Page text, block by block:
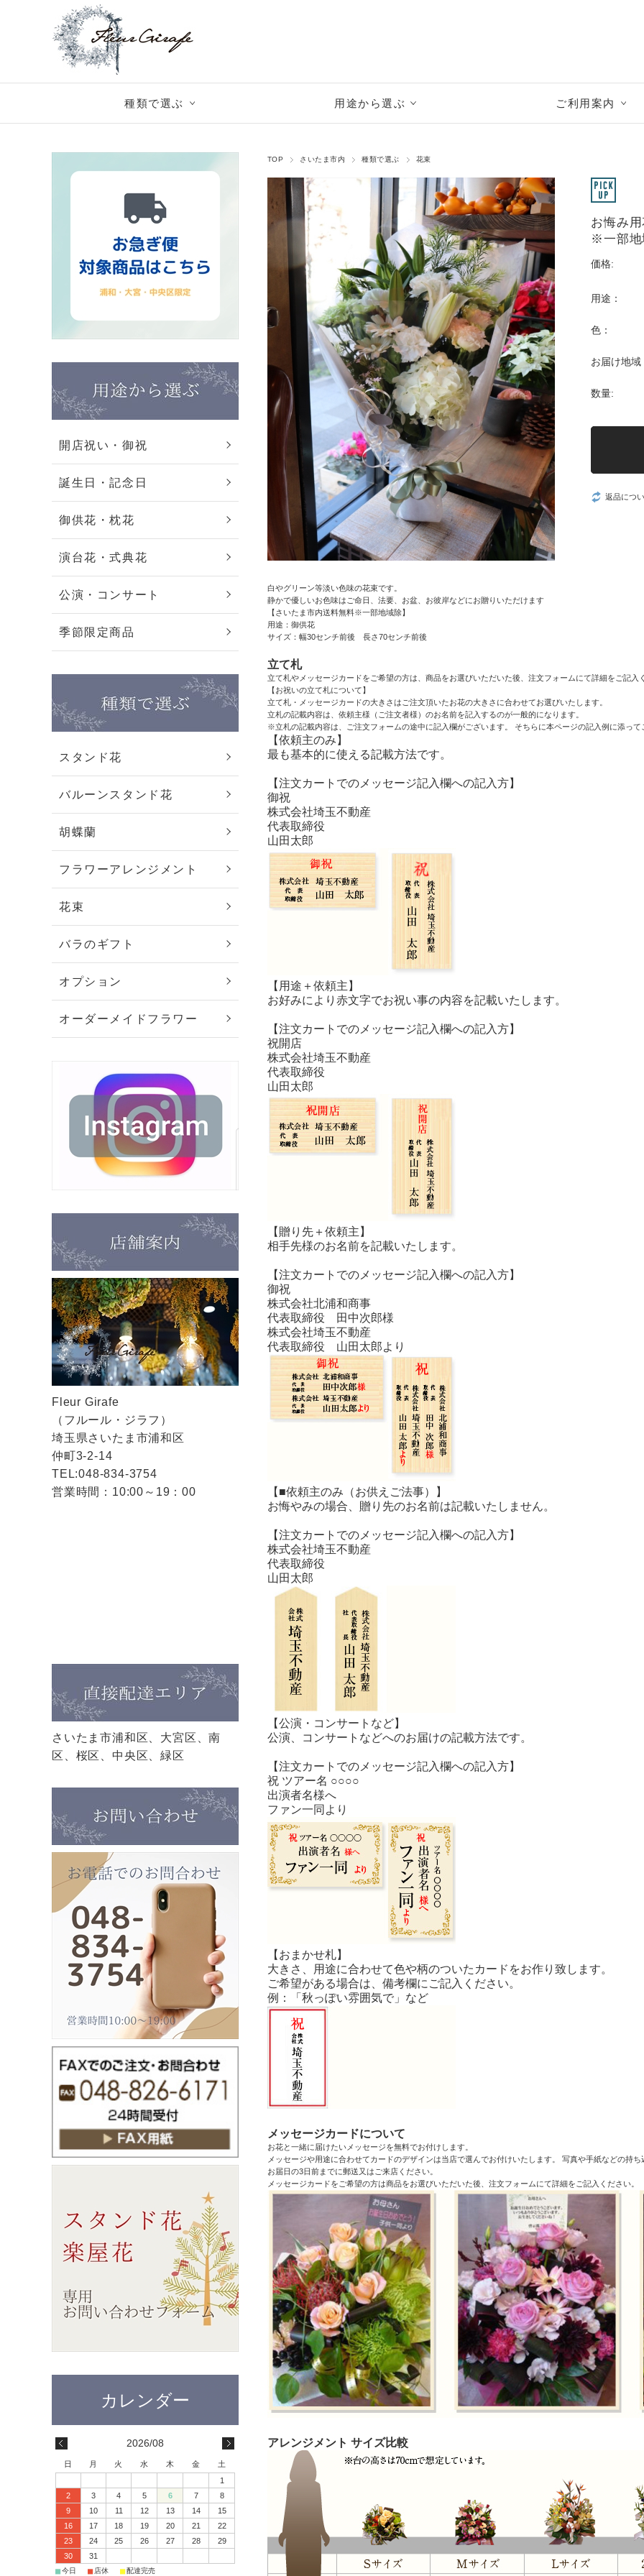
種類で選ぶ 用途から選ぶ ご利用案内
TOP さいたま市内 種類で選ぶ 花束
お悔み
※一部地
価格:
用途：
色：
お届け地域
数量:
返品につ
白やグリーン等淡い色味の花束です。
静かで優しいお色味はご命日、法要、お盆、お彼岸などにお贈りいただけます
【さいたま市内送料無料※一部地域除】
用途：御供花
サイズ：幅30センチ前後 長さ70センチ前後
立て札
立て札やメッセージカードをご希望の方は、商品をお選びいただいた後、注文フォームにて詳細をご記入
【お祝いの立て札について】
立て札・メッセージカードの大きさはご注文頂いたお花の大きさに合わせてお選びいたします。
立札の記載内容は、依頼主様（ご注文者様）のお名前を記入するのが一般的になります。
※立札の記載内容は、ご注文フォームの途中に記入欄がございます。 そちらに本ページの記入例に添って
【依頼主のみ】
最も基本的に使える記載方法です。
【注文カートでのメッセージ記入欄への記入方】
御祝
株式会社埼玉不動産
代表取締役
山田太郎
【用途＋依頼主】
お好みにより赤文字でお祝い事の内容を記載いたします。
【注文カートでのメッセージ記入欄への記入方】
祝開店
株式会社埼玉不動産
代表取締役
山田太郎
【贈り先＋依頼主】
相手先様のお名前を記載いたします。
【注文カートでのメッセージ記入欄への記入方】
御祝
株式会社北浦和商事
代表取締役 田中次郎様
株式会社埼玉不動産
代表取締役 山田太郎より
【■依頼主のみ（お供えご法事）】
お悔やみの場合、贈り先のお名前は記載いたしません。
【注文カートでのメッセージ記入欄への記入方】
株式会社埼玉不動産
代表取締役
山田太郎
【公演・コンサートなど】
公演、コンサートなどへのお届けの記載方法です。
【注文カートでのメッセージ記入欄への記入方】
祝 ツアー名 ○○○○
出演者名様へ
ファン一同より
【おまかせ札】
大きさ、用途に合わせて色や柄のついたカードをお作り致します。
ご希望がある場合は、備考欄にご記入ください。
例：「秋っぽい雰囲気で」など
メッセージカードについて
お花と一緒に届けたいメッセージを無料でお付けします。
メッセージや用途に合わせてカードのデザインは当店で選んでお付けいたします。 写真や手紙などの持ち
お届日の3日前までに郵送又はご来店ください。
メッセージカードをご希望の方は商品をお選びいただいた後、注文フォームにて詳細をご記入ください。
アレンジメント サイズ比較
開店祝い・御祝
誕生日・記念日
御供花・枕花
演台花・式典花
公演・コンサート
季節限定商品
スタンド花
バルーンスタンド花
胡蝶蘭
フラワーアレンジメント
花束
バラのギフト
オプション
オーダーメイドフラワー
Fleur Girafe
（フルール・ジラフ）
埼玉県さいたま市浦和区
仲町3-2-14
TEL:048-834-3754
営業時間：10:00～19：00
さいたま市浦和区、大宮区、南
区、桜区、中央区、緑区
2026/08
日 月 火 水 木 金
土
1
2
3 4 5 6 7
8
9
10 11 12 13 14
15
16
17 18 19 20 21
22
23
24 25 26 27 28
29
30
31
■今日 ■ 店休 ■配達完売